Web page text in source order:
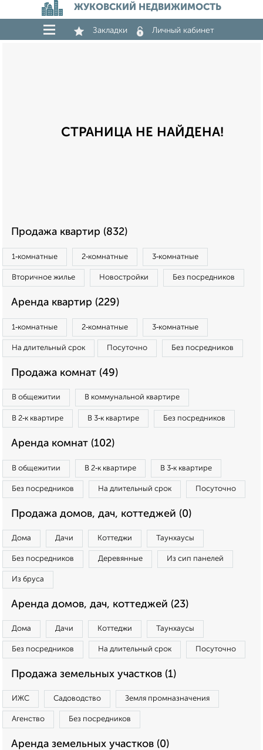
ЖУКОВСКИЙ НЕДВИЖИМОСТЬ
Закладки Личный кабинет
СТРАНИЦА НЕ НАЙДЕНА!
Продажа квартир (832)
1‑комнатные 2‑комнатные 3‑комнатные
Вторичное жилье Новостройки Без посредников
Аренда квартир (229)
1‑комнатные 2‑комнатные 3‑комнатные
На длительный срок Посуточно Без посредников
Продажа комнат (49)
В общежитии В коммунальной квартире
В 2‑к квартире В 3‑к квартире Без посредников
Аренда комнат (102)
В общежитии В 2‑к квартире В 3‑к квартире
Без посредников На длительный срок Посуточно
Продажа домов, дач, коттеджей (0)
Дома Дачи Коттеджи Таунхаусы
Без посредников Деревянные Из сип панелей
Из бруса
Аренда домов, дач, коттеджей (23)
Дома Дачи Коттеджи Таунхаусы
Без посредников На длительный срок Посуточно
Продажа земельных участков (1)
ИЖС Садоводство Земля промназначения
Агенство Без посредников
Аренда земельных участков (0)